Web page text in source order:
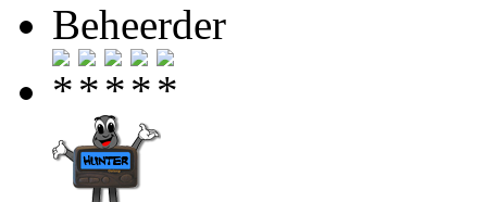
Beheerder